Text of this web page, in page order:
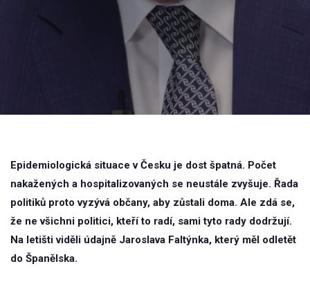
Epidemiologická situace v Česku je dost špatná. Počet
nakažených a hospitalizovaných se neustále zvyšuje. Řada
politiků proto vyzývá občany, aby zůstali doma. Ale zdá se,
že ne všichni politici, kteří to radí, sami tyto rady dodržují.
Na letišti viděli údajně Jaroslava Faltýnka, který měl odletět
do Španělska.